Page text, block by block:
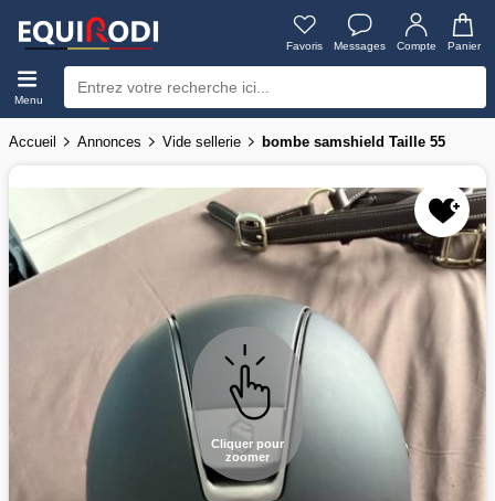
Favoris Messages Compte Panier
Menu
Accueil Annonces Vide sellerie bombe samshield Taille 55
Cliquer pour
zoomer